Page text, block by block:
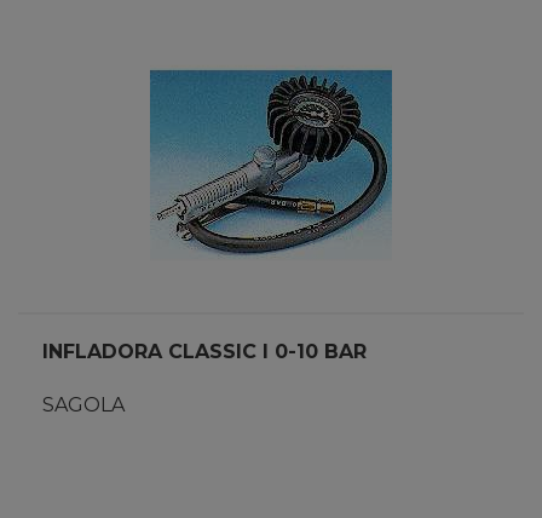
INFLADORA CLASSIC I 0-10 BAR
SAGOLA